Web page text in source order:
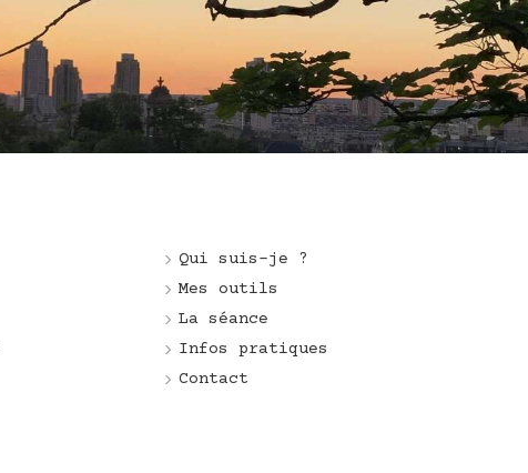
Qui suis-je ?
Mes outils
La séance
Infos pratiques
Contact